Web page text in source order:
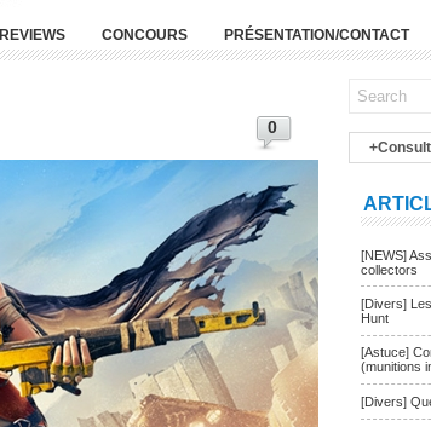
REVIEWS CONCOURS PRÉSENTATION/CONTACT
0
[NEWS]
collectors
[Divers]
Hunt
[Astuce]
(munitions
[Divers]